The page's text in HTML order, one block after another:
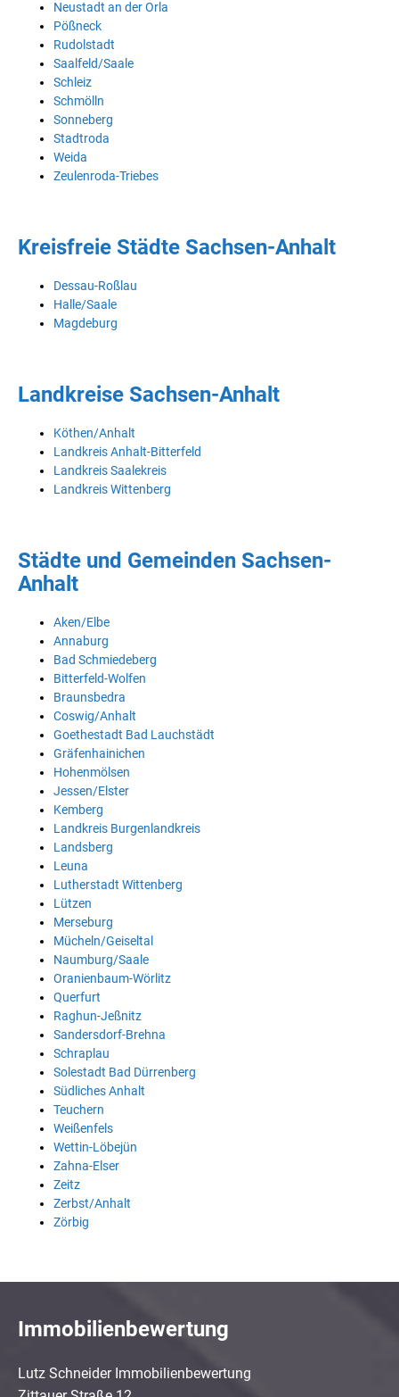
Neustadt an der Orla
Pößneck
Rudolstadt
Saalfeld/Saale
Schleiz
Schmölln
Sonneberg
Stadtroda
Weida
Zeulenroda-Triebes
Kreisfreie Städte Sachsen-Anhalt
Dessau-Roßlau
Halle/Saale
Magdeburg
Landkreise Sachsen-Anhalt
Köthen/Anhalt
Landkreis Anhalt-Bitterfeld
Landkreis Saalekreis
Landkreis Wittenberg
Städte und Gemeinden Sachsen-
Anhalt
Aken/Elbe
Annaburg
Bad Schmiedeberg
Bitterfeld-Wolfen
Braunsbedra
Coswig/Anhalt
Goethestadt Bad Lauchstädt
Gräfenhainichen
Hohenmölsen
Jessen/Elster
Kemberg
Landkreis Burgenlandkreis
Landsberg
Leuna
Lutherstadt Wittenberg
Lützen
Merseburg
Mücheln/Geiseltal
Naumburg/Saale
Oranienbaum-Wörlitz
Querfurt
Raghun-Jeßnitz
Sandersdorf-Brehna
Schraplau
Solestadt Bad Dürrenberg
Südliches Anhalt
Teuchern
Weißenfels
Wettin-Löbejün
Zahna-Elser
Zeitz
Zerbst/Anhalt
Zörbig
Immobilienbewertung
Lutz Schneider Immobilienbewertung